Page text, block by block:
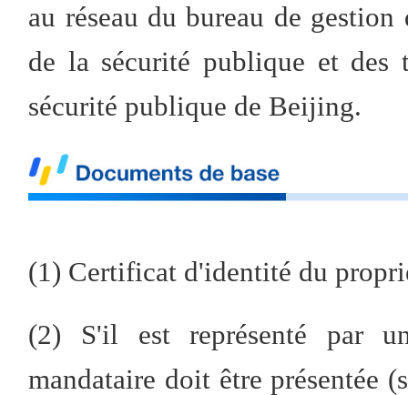
au réseau du bureau de
de la sécurité publique et des
sécurité publique de Beijing.
(1) Certificat d'identité du
(2) S'il est représenté par
mandataire doit être présentée